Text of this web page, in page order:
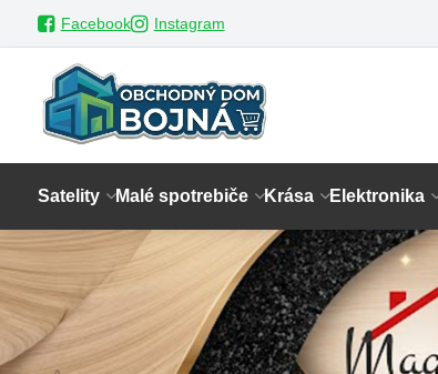
Facebook Instagram
Satelity Malé spotrebiče Krása Elektronika